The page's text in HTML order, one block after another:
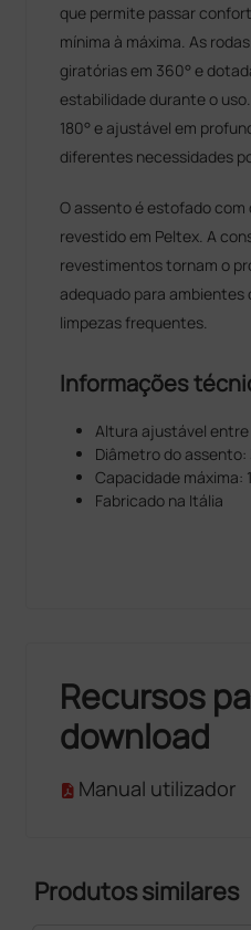
que permite passar
mínima à máxima. As
giratórias em 360° e
estabilidade durante o
180° e ajustável em
diferentes necessidades
O assento é estofado
revestido em Peltex. A
revestimentos tornam o
adequado para ambientes
limpezas frequentes.
Informações
Altura ajustável
Diâmetro do assento:
Capacidade máxima:
Fabricado na Itália
Recursos
download
Manual utilizador
Produtos similares